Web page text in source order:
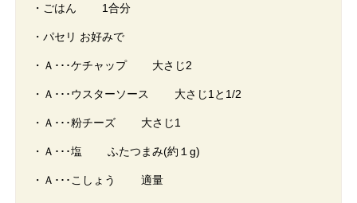
・ごはん 1合分
・パセリ お好みで
・Ａ･･･ケチャップ 大さじ2
・Ａ･･･ウスターソース 大さじ1と1/2
・Ａ･･･粉チーズ 大さじ1
・Ａ･･･塩 ふたつまみ(約１g)
・Ａ･･･こしょう 適量